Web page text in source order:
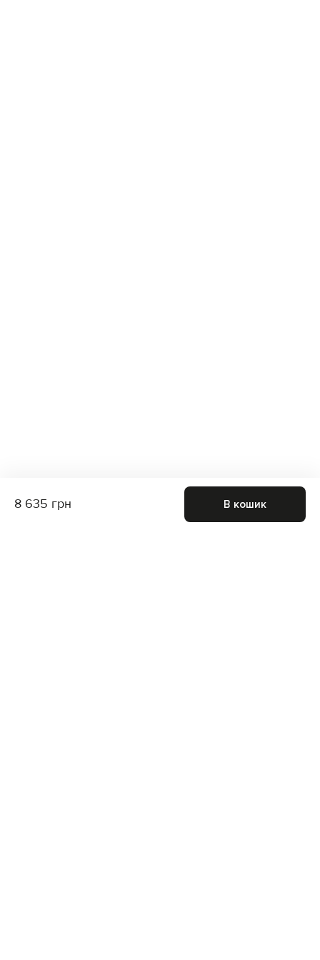
8 635 грн В кошик